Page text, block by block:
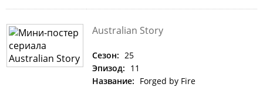
Australian Story
Сезон: 25
Эпизод: 11
Название: Forged by Fire